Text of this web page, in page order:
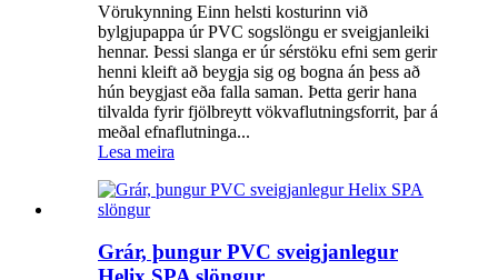
Vörukynning Einn helsti kosturinn við
bylgjupappa úr PVC sogslöngu er sveigjanleiki
hennar. Þessi slanga er úr sérstöku efni sem gerir
henni kleift að beygja sig og bogna án þess að
hún beygjast eða falla saman. Þetta gerir hana
tilvalda fyrir fjölbreytt vökvaflutningsforrit, þar á
meðal efnaflutninga...
Lesa meira
Grár, þungur PVC sveigjanlegur